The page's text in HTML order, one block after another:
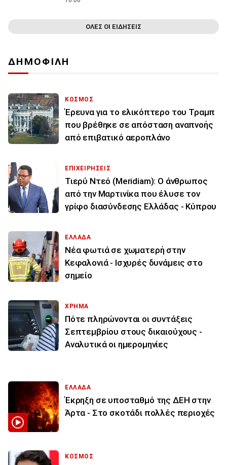
ΟΛΕΣ ΟΙ ΕΙΔΗΣΕΙΣ
ΔΗΜΟΦΙΛΗ
ΚΟΣΜΟΣ
Έρευνα για το ελικόπτερο του Τραμπ
που βρέθηκε σε απόσταση αναπνοής
από επιβατικό αεροπλάνο
ΕΠΙΧΕΙΡΗΣΕΙΣ
Τιερύ Ντεό (Meridiam): Ο άνθρωπος
από την Μαρτινίκα που έλυσε τον
γρίφο διασύνδεσης Ελλάδας - Κύπρου
ΕΛΛΑΔΑ
Νέα φωτιά σε χωματερή στην
Κεφαλονιά - Ισχυρές δυνάμεις στο
σημείο
ΧΡΗΜΑ
Πότε πληρώνονται οι συντάξεις
Σεπτεμβρίου στους δικαιούχους -
Αναλυτικά οι ημερομηνίες
ΕΛΛΑΔΑ
Έκρηξη σε υποσταθμό της ΔΕΗ στην
Άρτα - Στο σκοτάδι πολλές περιοχές
ΚΟΣΜΟΣ